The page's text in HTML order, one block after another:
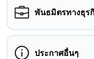
พันธมิตรทางธุร
ประกาศอื่นๆ